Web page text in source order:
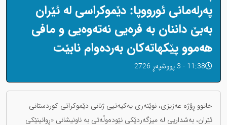
پەرلەمانی ئورووپا: دێموکراسی لە ئێران
بەبێ داننان بە فرەیی نەتەوەیی و مافی
هەموو پێکهاتەکان بەردەوام نابێت
11:38 - 3 پووشپەڕ 2726
خاتوو ڕۆژە عەزیزی، نوێنەری یەکیەتیی ژنانی دێموکراتی کوردستانی
ئێران، بەشداریی لە میزگەردێکی نێودەوڵەتی بە ناونیشانی «ڕوانینێکی